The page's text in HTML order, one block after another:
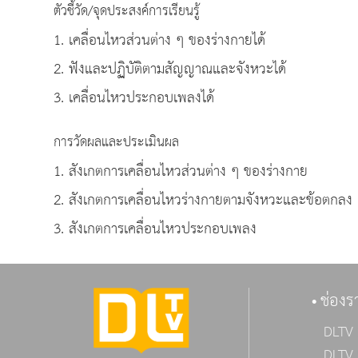
ตัวชี้วัด/จุดประสงค์การเรียนรู้
1. เคลื่อนไหวส่วนต่าง ๆ ของร่างกายได้
2. ฟังและปฏิบัติตามสัญญาณและจังหวะได้
3. เคลื่อนไหวประกอบเพลงได้
การวัดผลและประเมินผล
1. สังเกตการเคลื่อนไหวส่วนต่าง ๆ ของร่างกาย
2. สังเกตการเคลื่อนไหวร่างกายตามจังหวะและข้อตกลง
3. สังเกตการเคลื่อนไหวประกอบเพลง
ช่อง